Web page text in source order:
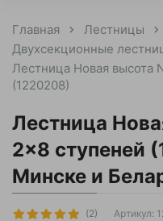
Главная
Лестницы
Двухсекционные
Лестница Новая высота
(1220208)
Лестница
2x8 ступеней
Минске и
(2) Артикул: